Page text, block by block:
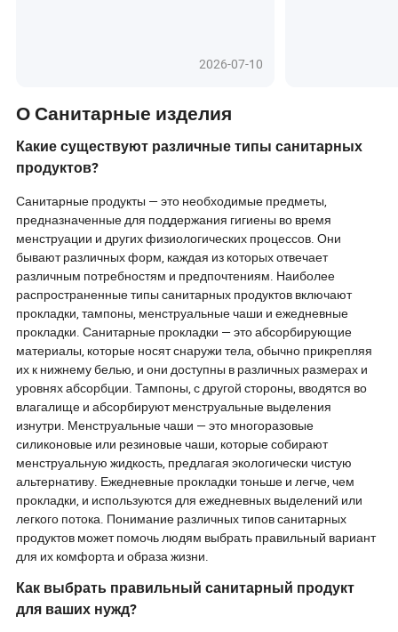
инновации, экологически чистые
материалы, такие как бамбук, и
гигиену. Узнайте, как продукт, столь
скромный, как туалетная бумага,
стал символом глобального
здоровья, экологической
сознательности и
Сделают ли устойчивые
альтернативы и интеллектуальные
туалеты традиционные рулоны
устаревшими, или потребительский
спрос на комфорт и прозрачность
сохранит их на полках? Откройте
для себя тенденции, вызовы и
будущее повседневной
необходимости, которая далеко не
обычна.
2026-07-10
экологически
прозрачности
покупатели
сертификаций
источника.
динамичный
салфеток, где
и устойчивые
быстрого,
здоровье
бурно
будущем?
О Санитарные изделия
Какие существуют различные типы санитарных
продуктов?
Санитарные продукты — это необходимые предметы,
предназначенные для поддержания гигиены во время
менструации и других физиологических процессов. Они
бывают различных форм, каждая из которых отвечает
различным потребностям и предпочтениям. Наиболее
распространенные типы санитарных продуктов включают
прокладки, тампоны, менструальные чаши и ежедневные
прокладки. Санитарные прокладки — это абсорбирующие
материалы, которые носят снаружи тела, обычно прикрепляя
их к нижнему белью, и они доступны в различных размерах и
уровнях абсорбции. Тампоны, с другой стороны, вводятся во
влагалище и абсорбируют менструальные выделения
изнутри. Менструальные чаши — это многоразовые
силиконовые или резиновые чаши, которые собирают
менструальную жидкость, предлагая экологически чистую
альтернативу. Ежедневные прокладки тоньше и легче, чем
прокладки, и используются для ежедневных выделений или
легкого потока. Понимание различных типов санитарных
продуктов может помочь людям выбрать правильный вариант
для их комфорта и образа жизни.
Как выбрать правильный санитарный продукт
для ваших нужд?